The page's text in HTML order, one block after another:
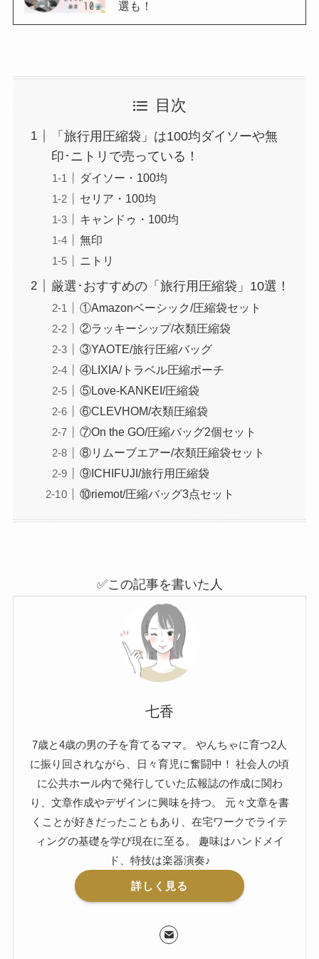
選も！
目次
「旅行用圧縮袋」は100均ダイソーや無
印･ニトリで売っている！
ダイソー・100均
セリア・100均
キャンドゥ・100均
無印
ニトリ
厳選･おすすめの「旅行用圧縮袋」10選！
①Amazonベーシック/圧縮袋セット
②ラッキーシップ/衣類圧縮袋
③YAOTE/旅行圧縮バッグ
④LIXIA/トラベル圧縮ポーチ
⑤Love-KANKEI/圧縮袋
⑥CLEVHOM/衣類圧縮袋
⑦On the GO/圧縮バッグ2個セット
⑧リムーブエアー/衣類圧縮袋セット
⑨ICHIFUJI/旅行用圧縮袋
⑩riemot/圧縮バッグ3点セット
✅この記事を書いた人
七香
7歳と4歳の男の子を育てるママ。 やんちゃに育つ2人
に振り回されながら、日々育児に奮闘中！ 社会人の頃
に公共ホール内で発行していた広報誌の作成に関わ
り、文章作成やデザインに興味を持つ。 元々文章を書
くことが好きだったこともあり、在宅ワークでライテ
ィングの基礎を学び現在に至る。 趣味はハンドメイ
ド、特技は楽器演奏♪
詳しく見る